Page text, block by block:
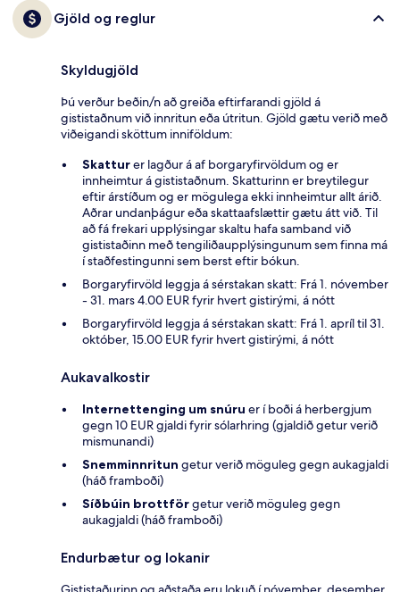
Gjöld og reglur
Skyldugjöld
Þú verður beðin/n að greiða eftirfarandi gjöld á
gististaðnum við innritun eða útritun. Gjöld gætu verið með
viðeigandi sköttum inniföldum:
Skatturer lagður á af borgaryfirvöldum og er
innheimtur á gististaðnum. Skatturinn er breytilegur
eftir árstíðum og er mögulega ekki innheimtur allt árið.
Aðrar undanþágur eða skattaafslættir gætu átt við. Til
að fá frekari upplýsingar skaltu hafa samband við
gististaðinn með tengiliðaupplýsingunum sem finna má
í staðfestingunni sem berst eftir bókun.
Borgaryfirvöld leggja á sérstakan skatt: Frá 1. nóvember
- 31. mars 4.00 EUR fyrir hvert gistirými, á nótt
Borgaryfirvöld leggja á sérstakan skatt: Frá 1. apríl til 31.
október, 15.00 EUR fyrir hvert gistirými, á nótt
Aukavalkostir
Internettenging um snúru er í boði á herbergjum
gegn 10 EUR gjaldi fyrir sólarhring (gjaldið getur verið
mismunandi)
Snemminnritun getur verið möguleg gegn aukagjaldi
(háð framboði)
Síðbúin brottförgetur verið möguleg gegn
aukagjaldi (háð framboði)
Endurbætur og lokanir